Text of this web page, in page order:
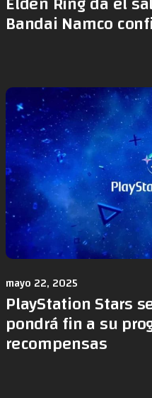
Bandai Namco
mayo 22, 2025
PlayStation Stars
pondrá fin a su
recompensas